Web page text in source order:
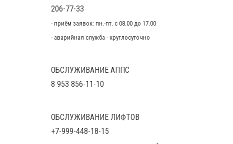
206-77-33
- приём заявок: пн.-пт. с 08.00 до 17.00
- аварийная служба - круглосуточно
ОБСЛУЖИВАНИЕ АППС
8 953 856-11-10
ОБСЛУЖИВАНИЕ ЛИФТОВ
+7-999-448-18-15